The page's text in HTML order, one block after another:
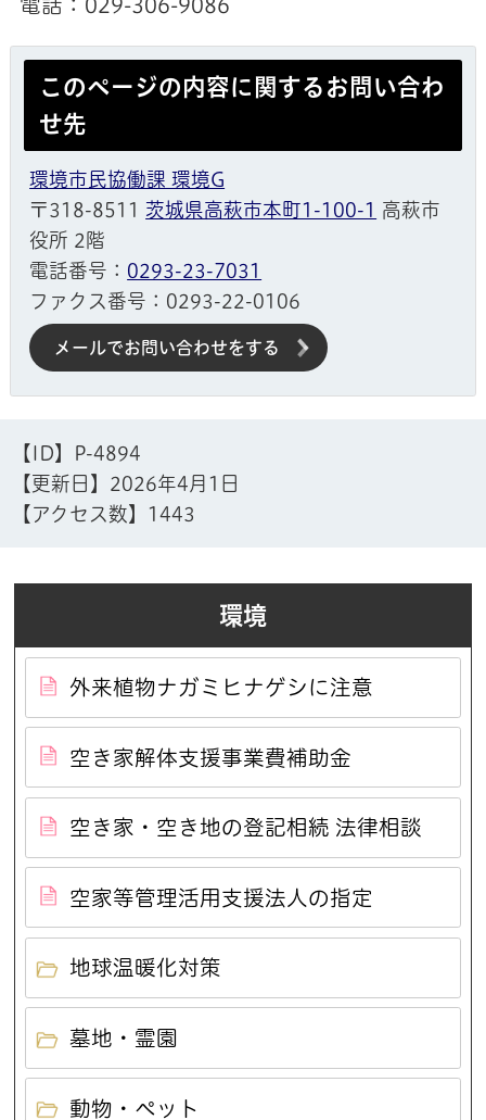
電話：029-306-9086
このページの内容に関するお問い合わ
せ先
環境市民協働課 環境G
〒318-8511 茨城県高萩市本町1-100-1 高萩市
役所 2階
電話番号： 0293-23-7031
ファクス番号：0293-22-0106
メールでお問い合わせをする
【ID】
P-4894
【更新日】 2026年4月1日
【アクセス数】
1443
環境
外来植物ナガミヒナゲシに注意
空き家解体支援事業費補助金
空き家・空き地の登記相続 法律相談
空家等管理活用支援法人の指定
地球温暖化対策
墓地・霊園
動物・ペット